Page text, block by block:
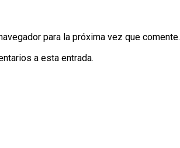
para la próxima vez que comente.
a esta entrada.